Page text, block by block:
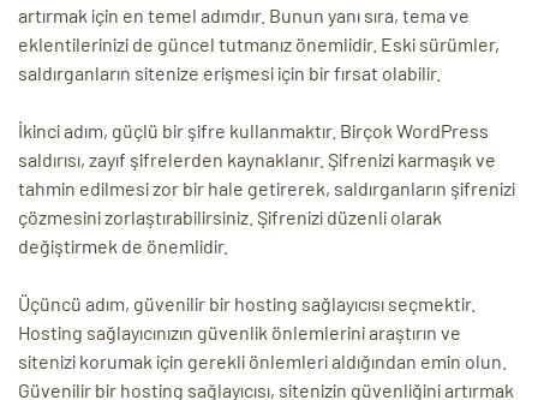
artırmak için en temel adımdır. Bunun yanı sıra, tema ve
eklentilerinizi de güncel tutmanız önemlidir. Eski sürümler,
saldırganların sitenize erişmesi için bir fırsat olabilir.
İkinci adım, güçlü bir şifre kullanmaktır. Birçok WordPress
saldırısı, zayıf şifrelerden kaynaklanır. Şifrenizi karmaşık ve
tahmin edilmesi zor bir hale getirerek, saldırganların şifrenizi
çözmesini zorlaştırabilirsiniz. Şifrenizi düzenli olarak
değiştirmek de önemlidir.
Üçüncü adım, güvenilir bir hosting sağlayıcısı seçmektir.
Hosting sağlayıcınızın güvenlik önlemlerini araştırın ve
sitenizi korumak için gerekli önlemleri aldığından emin olun.
Güvenilir bir hosting sağlayıcısı, sitenizin güvenliğini artırmak